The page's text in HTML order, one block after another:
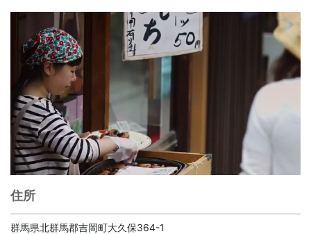
住所
群馬県北群馬郡吉岡町大久保364-1